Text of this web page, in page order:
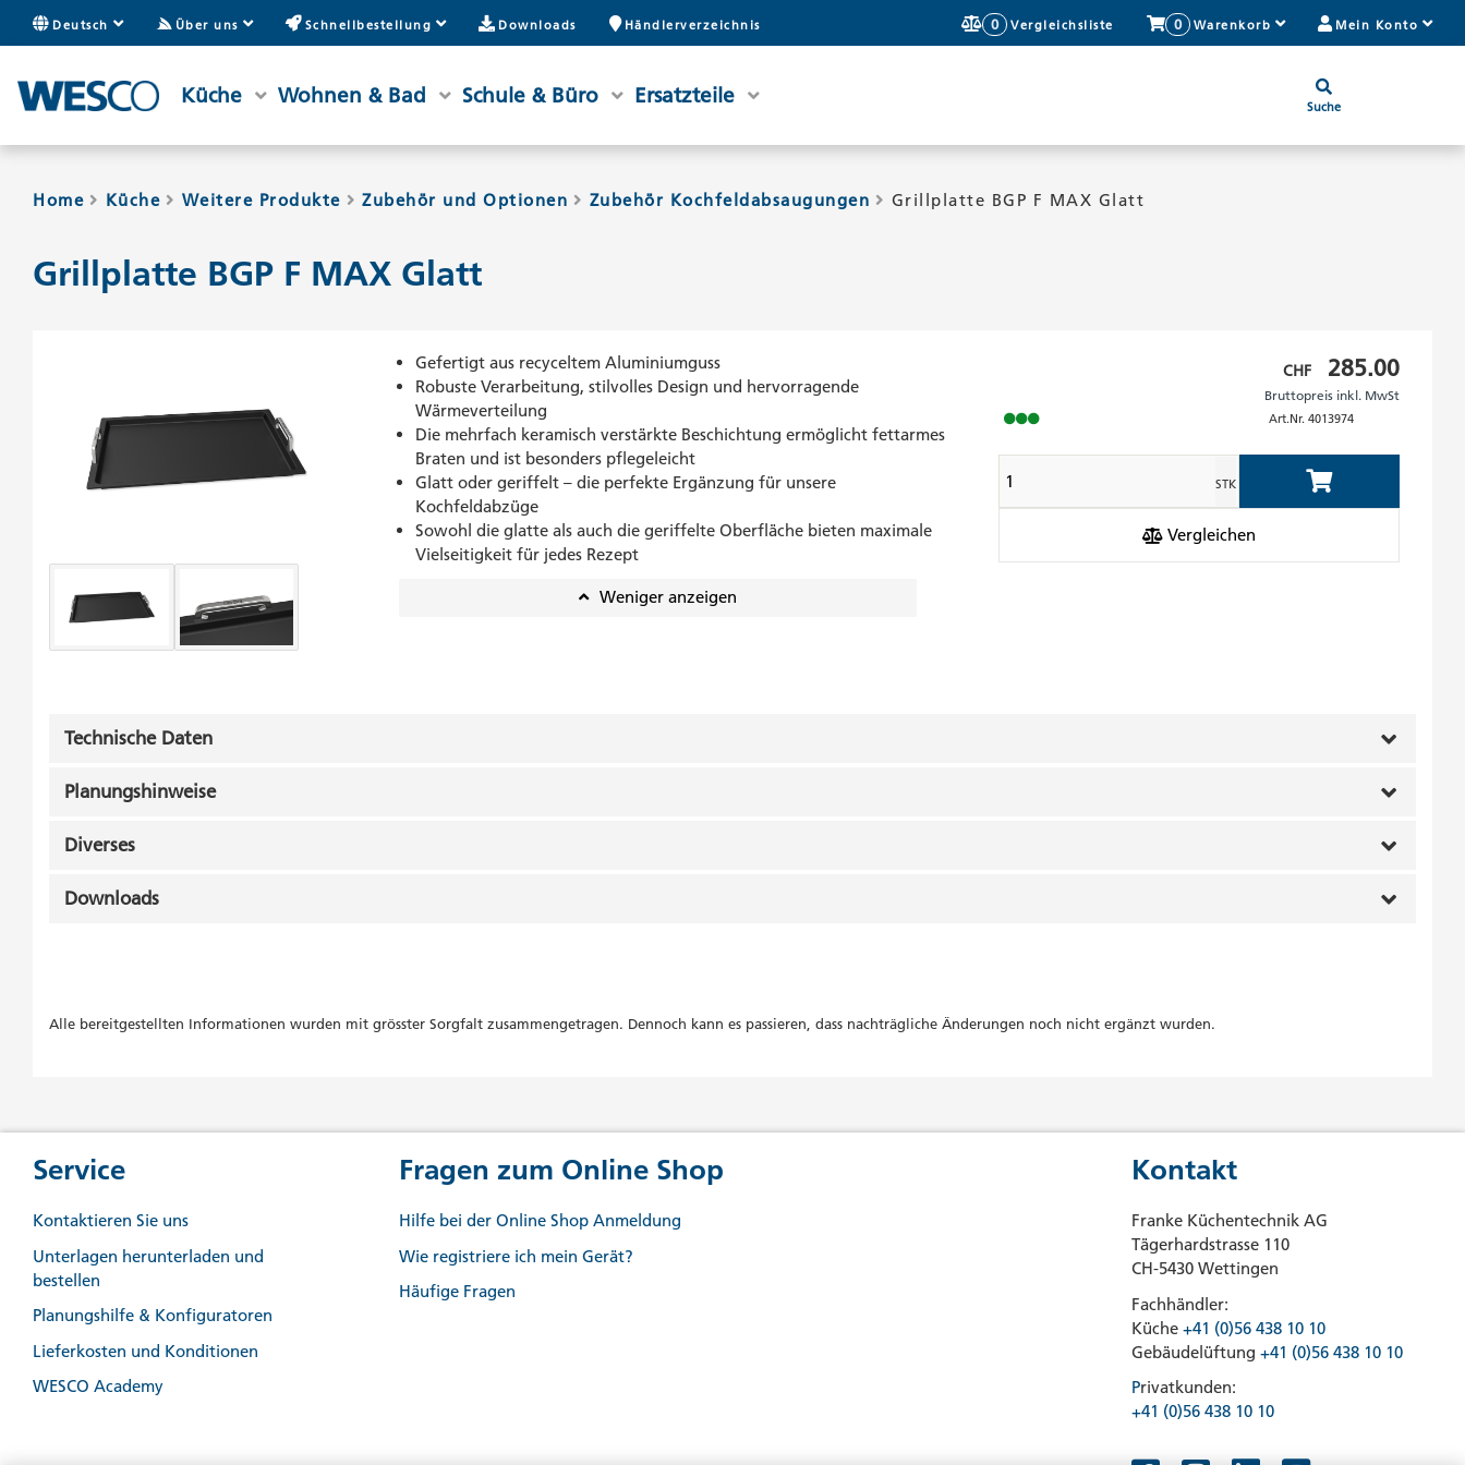
Deutsch Über uns Schnellbestellung Downloads Händlerverzeichnis 0 Vergleichsliste 0 Warenkorb Mein Konto
Küche Wohnen & Bad Schule & Büro Ersatzteile Suche
Home Küche Weitere Produkte Zubehör und Optionen Zubehör Kochfeldabsaugungen Grillplatte BGP F MAX Glatt
Grillplatte BGP F MAX Glatt
Gefertigt aus recyceltem Aluminiumguss
Robuste Verarbeitung, stilvolles Design und hervorragende
Wärmeverteilung
Die mehrfach keramisch verstärkte Beschichtung ermöglicht fettarmes
Braten und ist besonders pflegeleicht
Glatt oder geriffelt – die perfekte Ergänzung für unsere
Kochfeldabzüge
Sowohl die glatte als auch die geriffelte Oberfläche bieten maximale
Vielseitigkeit für jedes Rezept
Weniger anzeigen
Bruttopreis
inkl.
CHF 285.00
Bruttopreis inkl. MwSt
Art.Nr. 4013974
STK Add to Cart
Vergleichen
Technische Daten
Planungshinweise
Diverses
Downloads
Alle bereitgestellten Informationen wurden mit grösster Sorgfalt zusammengetragen. Dennoch kann es passieren, dass nachträgliche Änderungen noch nicht ergänzt wurden.
Service
Kontaktieren Sie uns
Unterlagen herunterladen und
bestellen
Planungshilfe & Konfiguratoren
Lieferkosten und Konditionen
WESCO Academy
Fragen zum Online Shop
Hilfe bei der Online Shop Anmeldung
Wie registriere ich mein Gerät?
Häufige Fragen
Kontakt
Franke Küchentechnik AG
Tägerhardstrasse 110
CH-5430 Wettingen
Fachhändler:
Küche +41 (0)56 438 10 10
Gebäudelüftung +41 (0)56 438 10 10
Privatkunden:
+41 (0)56 438 10 10